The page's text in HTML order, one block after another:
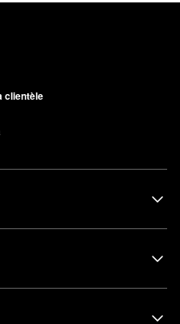
auxfonds de teint pour
clientèle